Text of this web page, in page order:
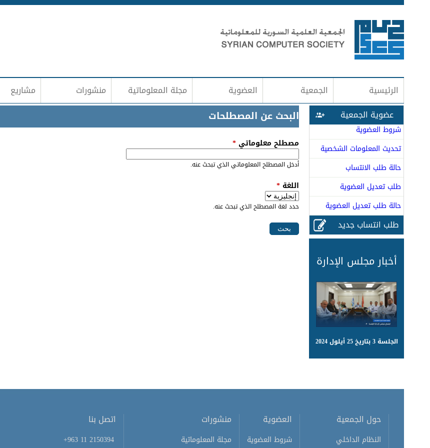
Jump to navigation
الرئيسية الجمعية العضوية مجلة المعلوماتية منشورات مشاريع
البحث عن المصطلحات
‏مصطلح معلوماتي ‏ *
أدخل المصطلح المعلوماتي الذي تبحث عنه.
‏اللغة ‏ *
حدد لغة المصطلح الذي تبحث عنه.
عضوية الجمعية
شروط العضوية
تحديث المعلومات الشخصية
حالة طلب الانتساب
طلب تعديل العضوية
حالة طلب تعديل العضوية
طلب انتساب جديد
أخبار مجلس الإدارة
الجلسة 3 بتاريخ 25 أيلول 2024
حول الجمعية
النظام الداخلي
العضوية
شروط العضوية
منشورات
مجلة المعلوماتية
اتصل بنا
+963 11 2150394